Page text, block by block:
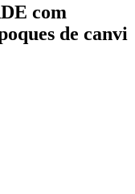
com
de canvi